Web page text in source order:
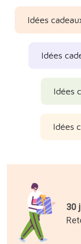
Idées
Idées
Idées
Idées
30